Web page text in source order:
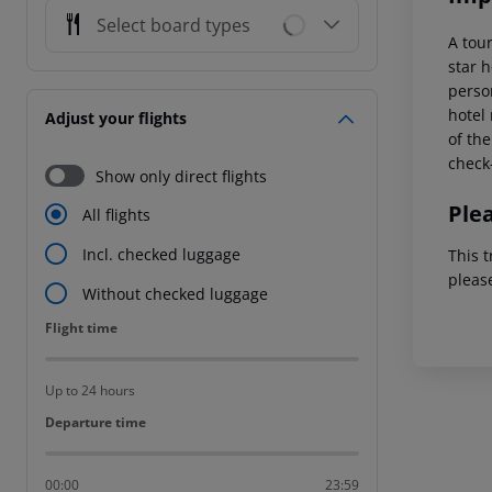
Select board types
Adjust your flights
Show only direct flights
All flights
Incl. checked luggage
Without checked luggage
Flight time
Flight time
Up to 24 hours
Departure time
Departure time
00:00 23:59
A
star
hotel
of
This